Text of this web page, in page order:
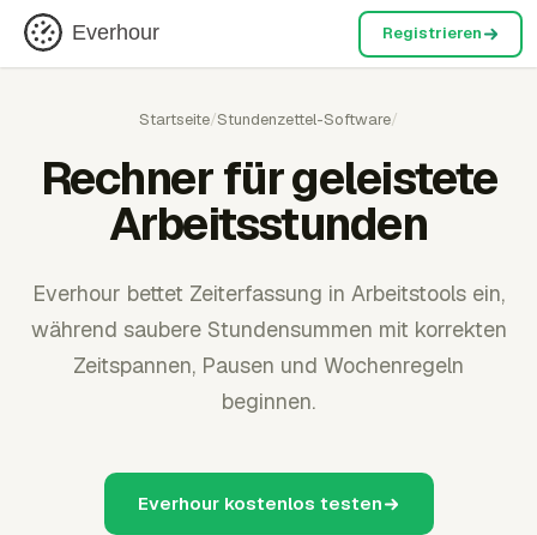
Everhour Registrieren
Startseite/Stundenzettel-Software/
Rechner für geleistete
Arbeitsstunden
Everhour bettet Zeiterfassung in Arbeitstools ein,
während saubere Stundensummen mit korrekten
Zeitspannen, Pausen und Wochenregeln
beginnen.
Everhour kostenlos testen